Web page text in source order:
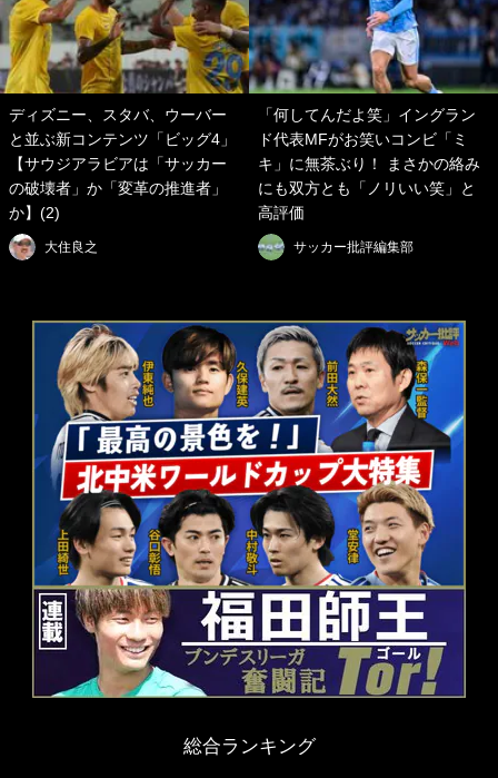
ディズニー、スタバ、ウーバー
と並ぶ新コンテンツ「ビッグ4」
【サウジアラビアは「サッカー
の破壊者」か「変革の推進者」
か】(2)
大住良之
「何してんだよ笑」イングラン
ド代表MFがお笑いコンビ「ミ
キ」に無茶ぶり！ まさかの絡み
にも双方とも「ノリいい笑」と
高評価
サッカー批評編集部
総合ランキング